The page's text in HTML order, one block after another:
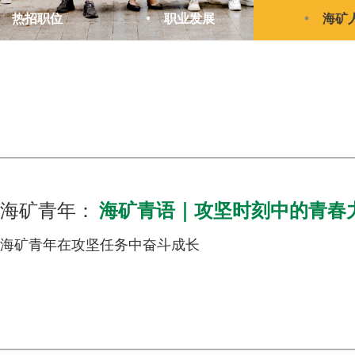
热招职位 职业发展 海矿
海矿青年： 海矿青语｜攻坚时刻中的青春
海矿青年在攻坚任务中奋斗成长